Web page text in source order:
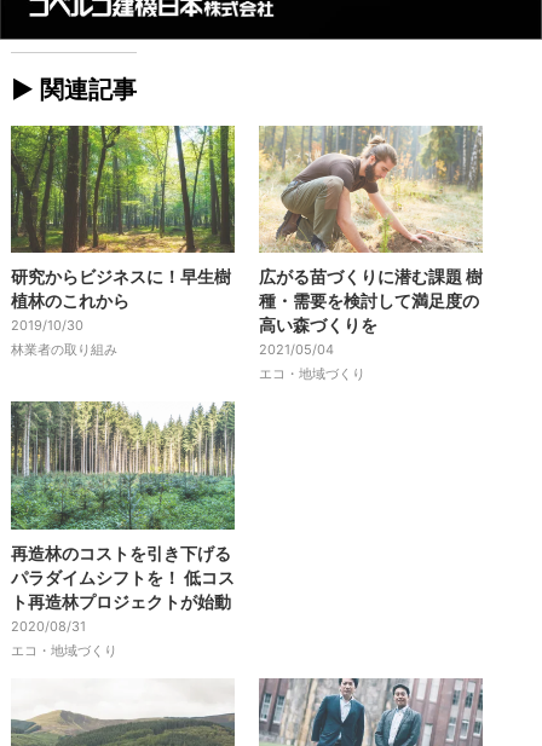
► 関連記事
研究からビジネスに！早生樹
植林のこれから
2019/10/30
林業者の取り組み
広がる苗づくりに潜む課題 樹
種・需要を検討して満足度の
高い森づくりを
2021/05/04
エコ・地域づくり
再造林のコストを引き下げる
パラダイムシフトを！ 低コス
ト再造林プロジェクトが始動
2020/08/31
エコ・地域づくり